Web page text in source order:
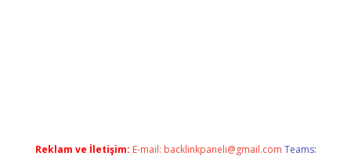
Reklam ve İletişim: E-mail: backlinkpaneli@gmail.com Teams: